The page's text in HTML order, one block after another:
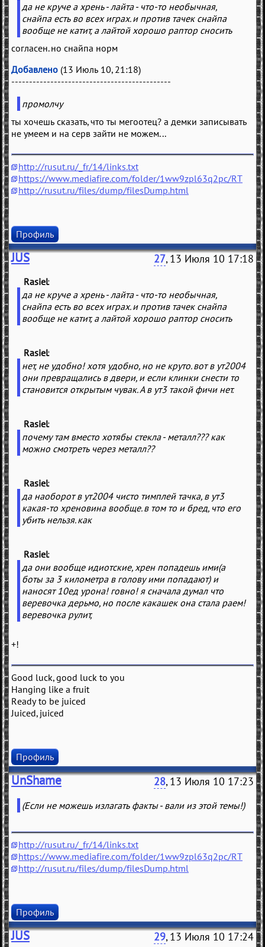
да не круче а хрень - лайта - что-то необычная,
снайпа есть во всех играх. и против тачек снайпа
вообще не катит, а лайтой хорошо раптор сносить
согласен. но снайпа норм
Добавлено (13 Июль 10, 21:18)
---------------------------------------------
промолчу
ты хочешь сказать, что ты мегоотец? а демки записывать
не умеем и на серв зайти не можем...
http://rusut.ru/_fr/14/links.txt
https://www.mediafire.com/folder/1ww9zpl63q2pc/RT
http://rusut.ru/files/dump/filesDump.html
Профиль
JUS 27, 13 Июля 10 17:18
Rasiel
да не круче а хрень - лайта - что-то необычная,
снайпа есть во всех играх. и против тачек снайпа
вообще не катит, а лайтой хорошо раптор сносить
Rasiel
нет, не удобно! хотя удобно, но не круто. вот в ут2004
они превращались в двери, и если клинки снести то
становится открытым чувак. А в ут3 такой фичи нет.
Rasiel
почему там вместо хотябы стекла - металл??? как
можно смотреть через металл??
Rasiel
да наоборот в ут2004 чисто тимплей тачка, в ут3
какая-то хреновина вообще. в том то и бред, что его
убить нельзя. как
Rasiel
да они вообще идиотские, хрен попадешь ими(а
боты за 3 километра в голову ими попадают) и
наносят 10ед урона! говно! я сначала думал что
веревочка дерьмо, но после какашек она стала раем!
веревочка рулит,
+!
Good luck, good luck to you
Hanging like a fruit
Ready to be juiced
Juiced, juiced
Профиль
UnShame 28, 13 Июля 10 17:23
(Если не можешь излагать факты - вали из этой темы!)
http://rusut.ru/_fr/14/links.txt
https://www.mediafire.com/folder/1ww9zpl63q2pc/RT
http://rusut.ru/files/dump/filesDump.html
Профиль
JUS 29, 13 Июля 10 17:24